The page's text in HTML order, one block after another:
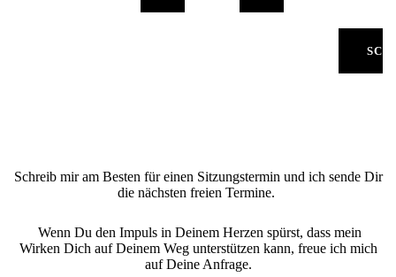
Schreib mir am Besten für einen Sitzungstermin und ich sende Dir
die nächsten freien Termine.
Wenn Du den Impuls in Deinem Herzen spürst, dass mein
Wirken Dich auf Deinem Weg unterstützen kann, freue ich mich
auf Deine Anfrage.